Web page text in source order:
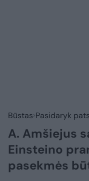
Būstas Pasidaryk pats
A. Amšiejus
Einsteino
pasekmės